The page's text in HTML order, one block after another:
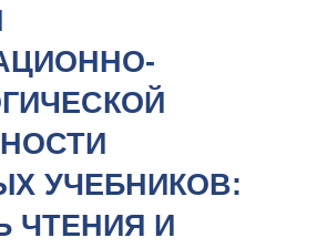
УЧЕБНИКОВ:
ЧТЕНИЯ И